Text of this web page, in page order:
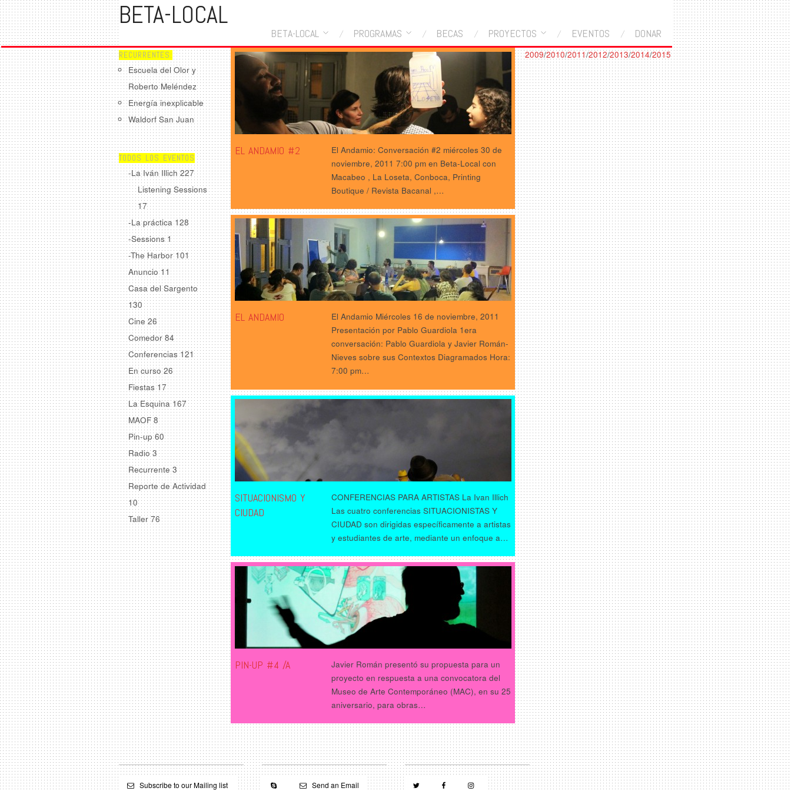
BETA-LOCAL
BETA-LOCAL PROGRAMAS BECAS PROYECTOS EVENTOS DONAR
RECURRENTES:
Escuela del Olor y
Roberto Meléndez
Energía inexplicable
Waldorf San Juan
TODOS LOS EVENTOS
-La Iván Illich227
Listening Sessions
17
-La práctica128
-Sessions 1
-The Harbor101
Anuncio11
Casa del Sargento
130
Cine26
Comedor 84
Conferencias121
En curso26
Fiestas17
La Esquina167
MAOF8
Pin-up60
Radio3
Recurrente3
Reporte de Actividad
10
Taller76
EL ANDAMIO #2
El Andamio: Conversación #2 miércoles 30 de
noviembre, 2011 7:00 pm en Beta-Local con
Macabeo , La Loseta, Conboca, Printing
Boutique / Revista Bacanal ,…
EL ANDAMIO
El Andamio Miércoles 16 de noviembre, 2011
Presentación por Pablo Guardiola 1era
conversación: Pablo Guardiola y Javier Román-
Nieves sobre sus Contextos Diagramados Hora:
7:00 pm…
SITUACIONISMO Y
CIUDAD
CONFERENCIAS PARA ARTISTAS La Ivan Illich
Las cuatro conferencias SITUACIONISTAS Y
CIUDAD son dirigidas específicamente a artistas
y estudiantes de arte, mediante un enfoque a…
PIN-UP #4 /A
Javier Román presentó su propuesta para un
proyecto en respuesta a una convocatora del
Museo de Arte Contemporáneo (MAC), en su 25
aniversario, para obras…
2009/2010/2011/2012/2013/2014/2015
Subscribe to our Mailing list Send an Email